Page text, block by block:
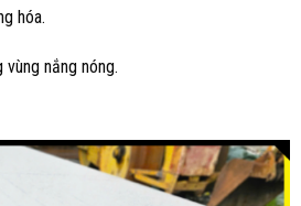
hóa.
nắng nóng.